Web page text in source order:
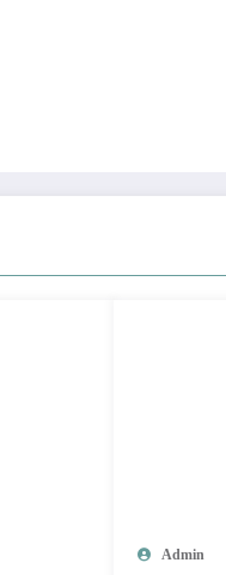
Admin